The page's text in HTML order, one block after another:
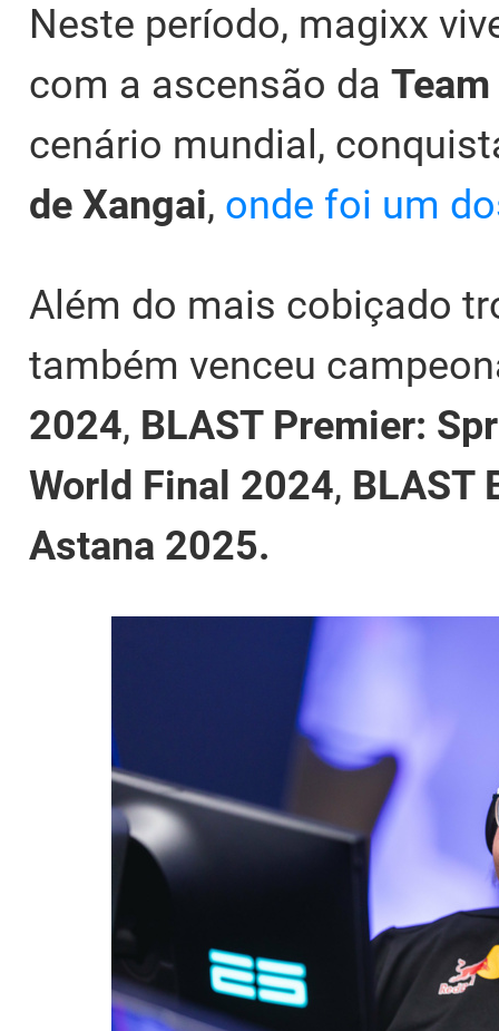
Neste período, magixx
com a ascensão da
cenário mundial,
de Xangai, onde foi um
Além do mais cobiçado
também venceu
2024, BLAST Premier:
World Final 2024, BLAST
Astana 2025.